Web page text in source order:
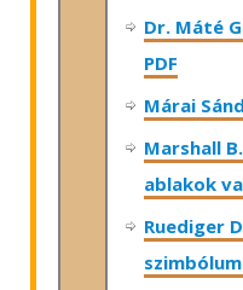
Dr. Máté
PDF
Márai
Marshall
ablakok
Ruediger
szimbólum